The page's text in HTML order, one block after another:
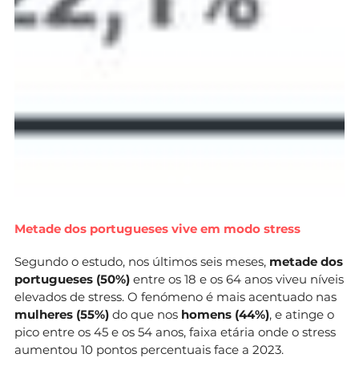
Metade dos portugueses vive em modo stress
Segundo o estudo, nos últimos seis meses, metade dos
portugueses (50%) entre os 18 e os 64 anos viveu níveis
elevados de stress. O fenómeno é mais acentuado nas
mulheres (55%) do que nos homens (44%), e atinge o
pico entre os 45 e os 54 anos, faixa etária onde o stress
aumentou 10 pontos percentuais face a 2023.